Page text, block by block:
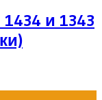
и 1343